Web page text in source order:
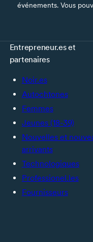
événements. Vous
Entrepreneur.es et
partenaires
Noir.es
Autochtones
Femmes
Jeunes (18-39)
Nouvelles et
arrivants
Technologiques
Professionel.les
Fournisseurs